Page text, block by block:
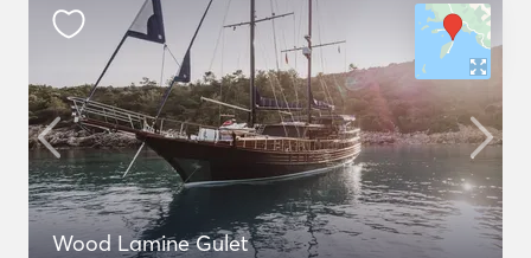
Wood Lamine Gulet